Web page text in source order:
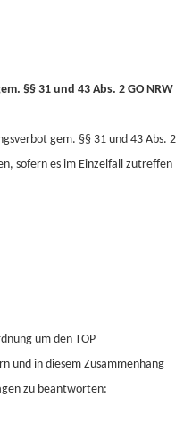
§§ 31 und 43 Abs. 2 GO NRW
gem. §§ 31 und 43 Abs. 2
sofern es im Einzelfall zutreffen
um den TOP
und in diesem Zusammenhang
zu beantworten: